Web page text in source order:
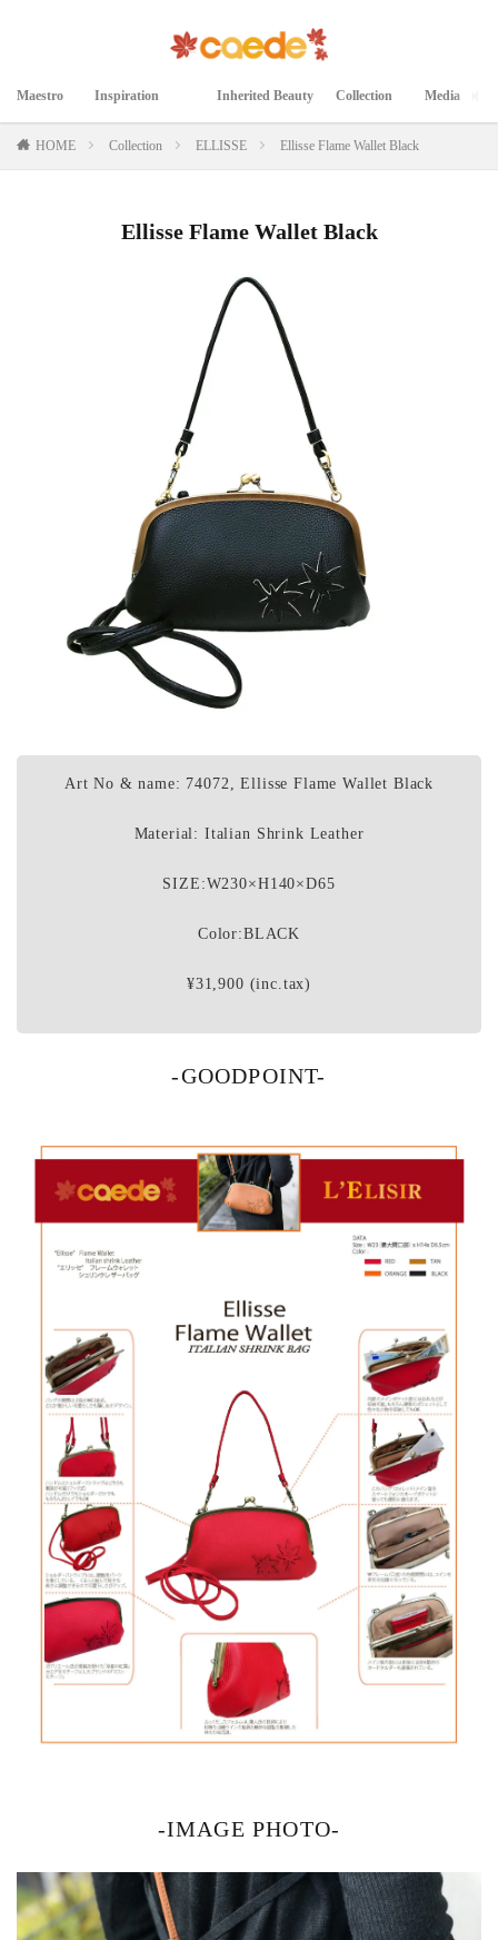
Maestro
マエストロ
Inspiration
インスピレーション
Inherited Beauty
継承された美
Collection
コレクション
Media
メディア掲載
HOME Collection ELLISSE Ellisse Flame Wallet Black
Ellisse Flame Wallet Black
Art No & name: 74072, Ellisse Flame Wallet Black
Material: Italian Shrink Leather
SIZE:W230×H140×D65
Color:BLACK
¥31,900 (inc.tax)
-GOODPOINT-
-IMAGE PHOTO-